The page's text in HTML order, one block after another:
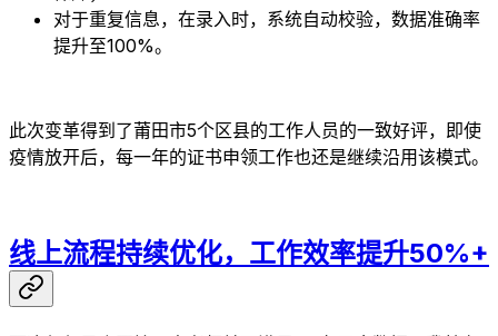
对于重复信息，在录入时，系统自动校验，数据准确率
提升至100%。
此次变革得到了莆田市5个区县的工作人员的一致好评，即使
疫情放开后，每一年的证书申领工作也还是继续沿用该模式。
线上流程持续优化，工作效率提升50%+